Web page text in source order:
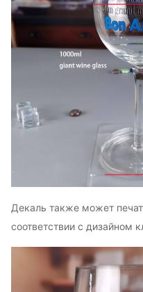
Декаль также может
соответствии с дизайном